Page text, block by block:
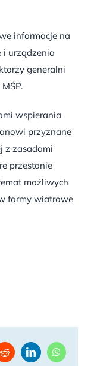
informacje na
i urządzenia
generalni
wspierania
przyznane
z zasadami
przestanie
możliwych
farmy wiatrowe
RedditLinkedInWhatsApp